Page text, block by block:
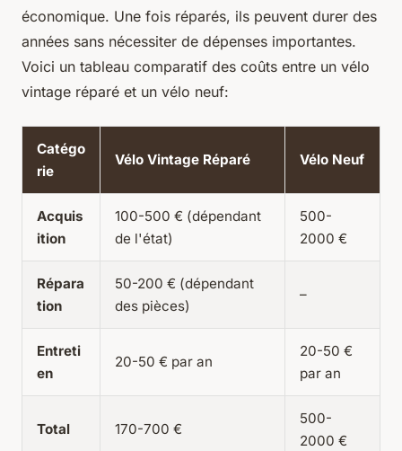
économique. Une fois réparés, ils peuvent durer des
années sans nécessiter de dépenses importantes.
Voici un tableau comparatif des coûts entre un vélo
vintage réparé et un vélo neuf:
Catégo
rie
Vélo Vintage Réparé Vélo Neuf
Acquis
ition
100-500 € (dépendant
de l'état)
500-
2000 €
Répara
tion
50-200 € (dépendant
des pièces)
–
Entreti
en
20-50 € par an
20-50 €
par an
Total 170-700 €
500-
2000 €